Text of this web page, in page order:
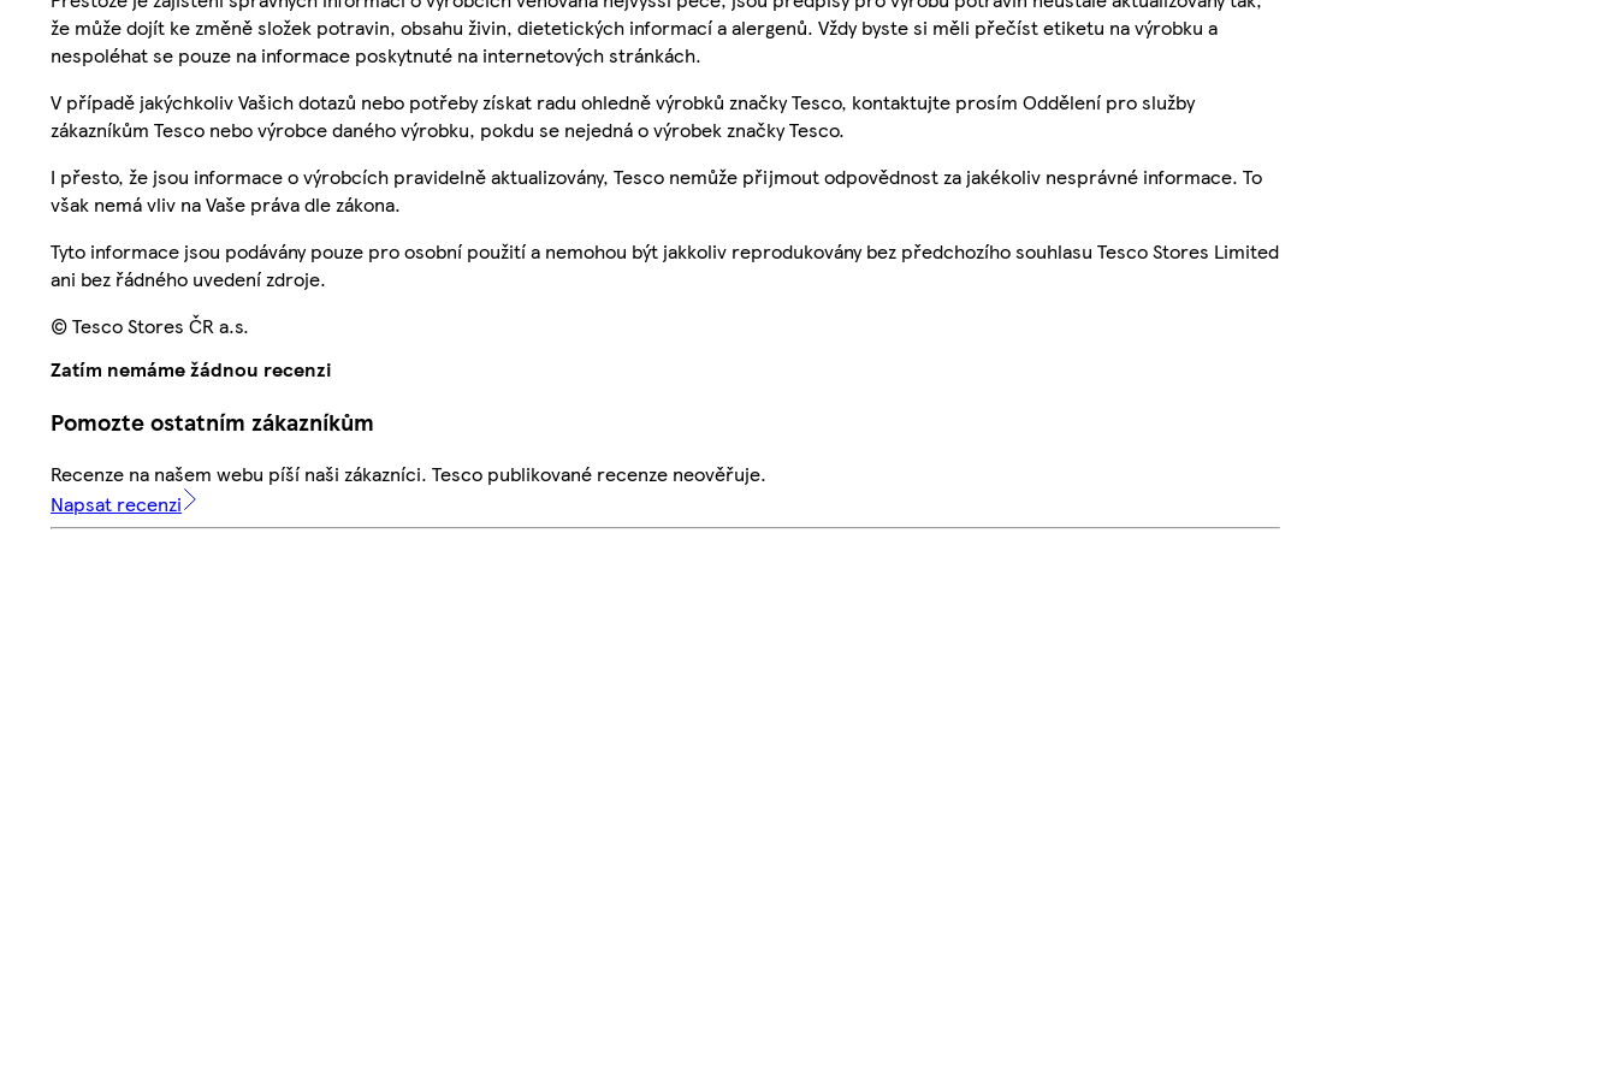
že může dojít ke změně složek potravin, obsahu živin, dietetických informací a alergenů. Vždy byste si měli přečíst etiketu na výrobku a
nespoléhat se pouze na informace poskytnuté na internetových stránkách.
V případě jakýchkoliv Vašich dotazů nebo potřeby získat radu ohledně výrobků značky Tesco, kontaktujte prosím Oddělení pro služby
zákazníkům Tesco nebo výrobce daného výrobku, pokdu se nejedná o výrobek značky Tesco.
I přesto, že jsou informace o výrobcích pravidelně aktualizovány, Tesco nemůže přijmout odpovědnost za jakékoliv nesprávné informace. To
však nemá vliv na Vaše práva dle zákona.
Tyto informace jsou podávány pouze pro osobní použití a nemohou být jakkoliv reprodukovány bez předchozího souhlasu Tesco Stores Limited
ani bez řádného uvedení zdroje.
© Tesco Stores ČR a.s.
Zatím nemáme žádnou recenzi
Pomozte ostatním zákazníkům
Recenze na našem webu píší naši zákazníci. Tesco publikované recenze neověřuje.
Napsat recenzi